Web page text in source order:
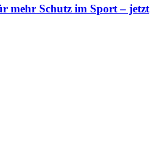
mehr Schutz im Sport – jetzt